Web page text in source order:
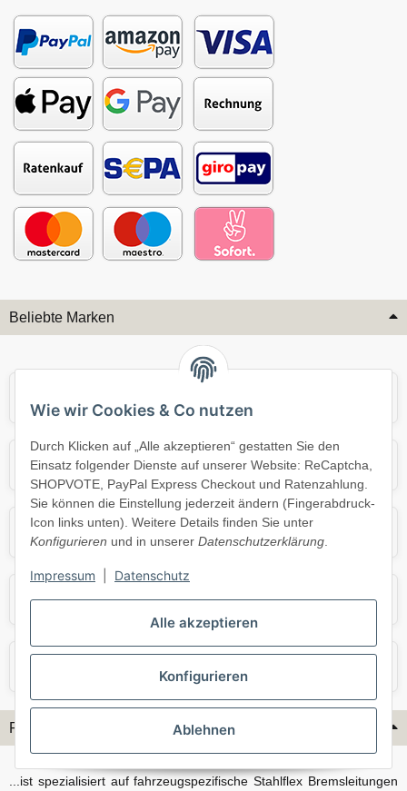
Alle akzeptieren
Konfigurieren
Ablehnen
Wie wir Cookies & Co nutzen
Durch Klicken auf „Alle akzeptieren“ gestatten Sie den
Einsatz folgender Dienste auf unserer Website: ReCaptcha,
SHOPVOTE, PayPal Express Checkout und Ratenzahlung.
Sie können die Einstellung jederzeit ändern (Fingerabdruck-
Icon links unten). Weitere Details finden Sie unter
Konfigurieren und in unserer Datenschutzerklärung.
Impressum Datenschutz
Beliebte Marken
Mercedes Mini
Opel Porsche
Skoda Smart
Flex-Hydraulik...
...ist spezialisiert auf fahrzeugspezifische Stahlflex Bremsleitungen